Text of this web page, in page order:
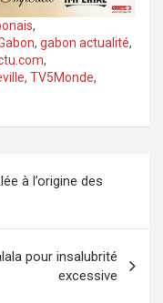
,
, gabon actualité,
,
, TV5Monde,
à l’origine des
pour insalubrité
excessive